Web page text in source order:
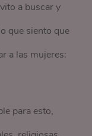
a buscar y
que siento que
a las mujeres:
para esto,